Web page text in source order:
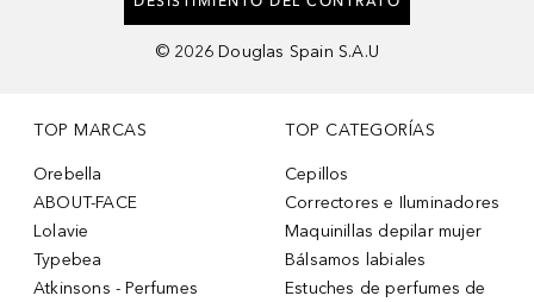
© 2026 Douglas Spain S.A.U
TOP MARCAS
Orebella
ABOUT-FACE
Lolavie
Typebea
Atkinsons - Perfumes
TOP CATEGORÍAS
Cepillos
Correctores e Iluminadores
Maquinillas depilar mujer
Bálsamos labiales
Estuches de perfumes de